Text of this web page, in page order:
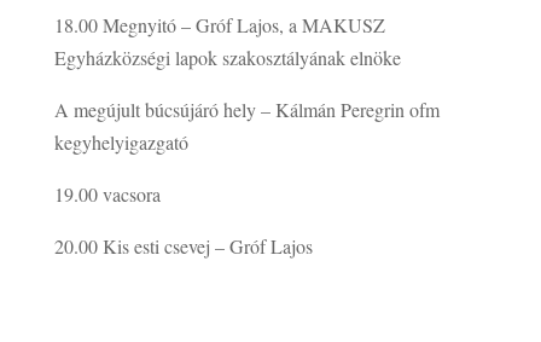
18.00 Megnyitó – Gróf Lajos, a MAKUSZ
Egyházközségi lapok szakosztályának elnöke
A megújult búcsújáró hely – Kálmán Peregrin ofm
kegyhelyigazgató
19.00 vacsora
20.00 Kis esti csevej – Gróf Lajos